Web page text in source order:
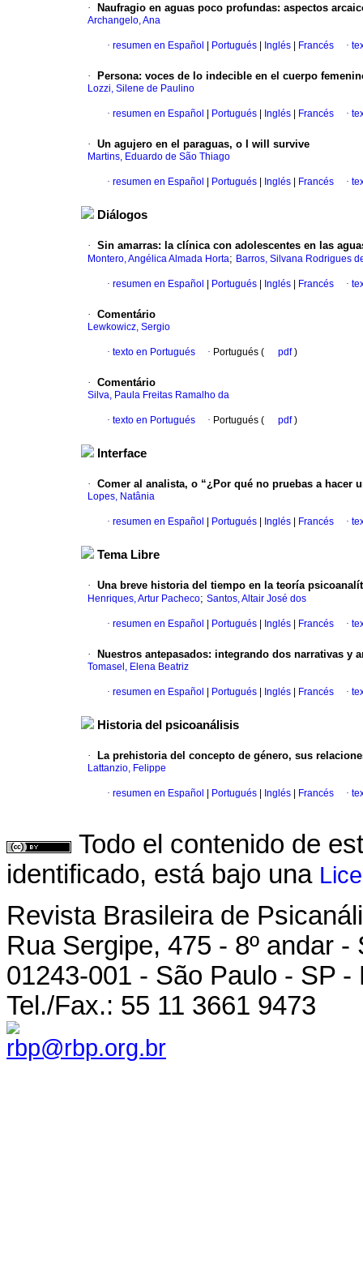
· Naufragio en aguas poco profundas: aspectos
Archangelo, Ana
· resumen en Español Portugués Inglés Francés ·
· Persona: voces de lo indecible en el cuerpo
Lozzi, Silene de Paulino
· resumen en Español Portugués Inglés Francés ·
· Un agujero en el paraguas, o I will survive
Martins, Eduardo de São Thiago
· resumen en Español Portugués Inglés Francés ·
Diálogos
· Sin amarras: la clínica con adolescentes en las
Montero, Angélica Almada Horta; Barros, Silvana Rodrigues
· resumen en Español Portugués Inglés Francés ·
· Comentário
Lewkowicz, Sergio
· texto en Portugués · Portugués ( pdf)
· Comentário
Silva, Paula Freitas Ramalho da
· texto en Portugués · Portugués ( pdf)
Interface
· Comer al analista, o “¿Por qué no pruebas a hacer
Lopes, Natânia
· resumen en Español Portugués Inglés Francés ·
Tema Libre
· Una breve historia del tiempo en la teoría
Henriques, Artur Pacheco; Santos, Altair José dos
· resumen en Español Portugués Inglés Francés ·
· Nuestros antepasados: integrando dos narrativas y
Tomasel, Elena Beatriz
· resumen en Español Portugués Inglés Francés ·
Historia del psicoanálisis
· La prehistoria del concepto de género, sus
Lattanzio, Felippe
· resumen en Español Portugués Inglés Francés ·
Todo el contenido de
identificado, está bajo una
Revista Brasileira de
Rua Sergipe, 475 - 8º andar -
01243-001 - São Paulo - SP -
Tel./Fax.: 55 11 3661 9473
rbp@rbp.org.br